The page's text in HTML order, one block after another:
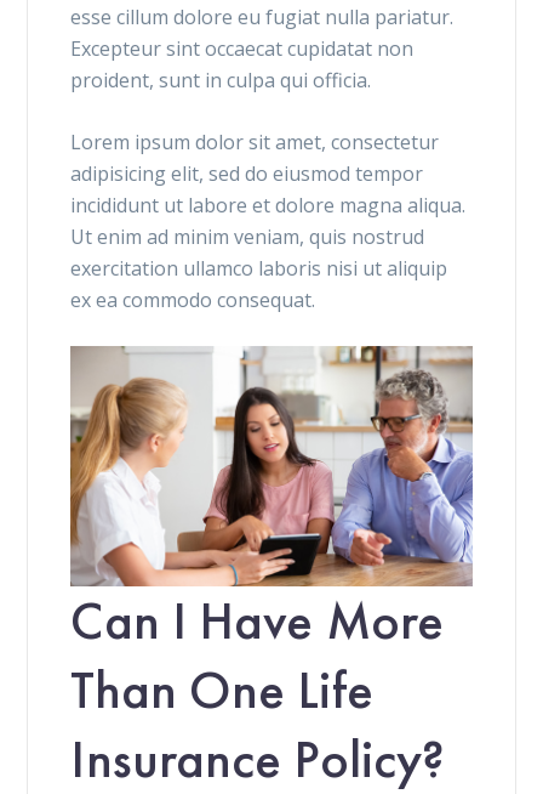
esse cillum dolore eu fugiat nulla pariatur.
Excepteur sint occaecat cupidatat non
proident, sunt in culpa qui officia.
Lorem ipsum dolor sit amet, consectetur
adipisicing elit, sed do eiusmod tempor
incididunt ut labore et dolore magna aliqua.
Ut enim ad minim veniam, quis nostrud
exercitation ullamco laboris nisi ut aliquip
ex ea commodo consequat.
Can I Have More
Than One Life
Insurance Policy?